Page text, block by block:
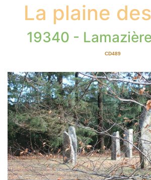
La plaine
19340 -
CD489